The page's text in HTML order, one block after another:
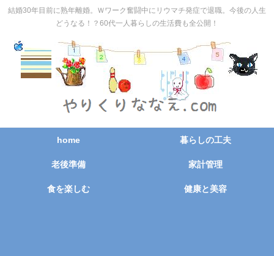
結婚30年目前に熟年離婚。Ｗワーク奮闘中にリウマチ発症で退職。今後の人生
どうなる！？60代一人暮らしの生活費も全公開！
home 暮らしの工夫
老後準備 家計管理
食を楽しむ 健康と美容